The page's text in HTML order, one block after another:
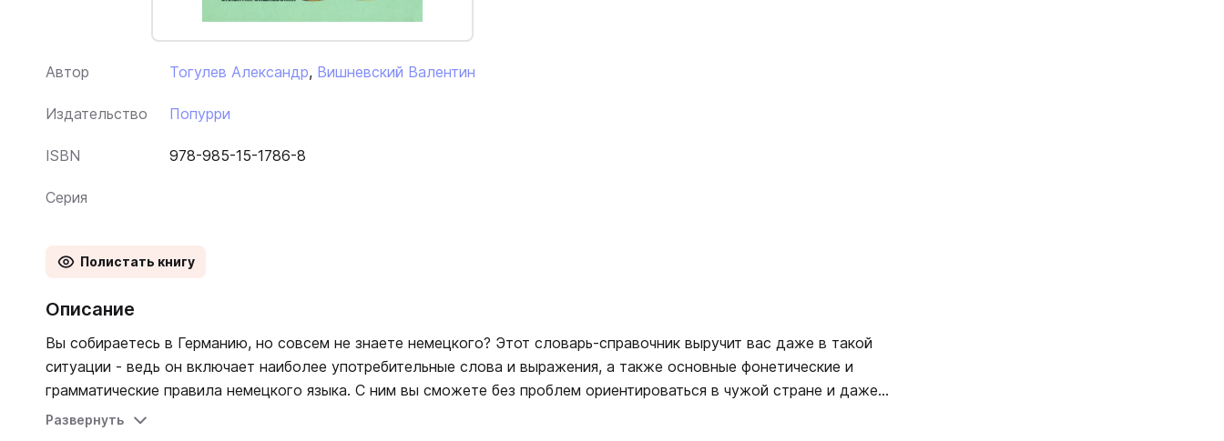
Автор Тогулев Александр, Вишневский Валентин
Издательство Попурри
ISBN 978-985-15-1786-8
Серия
Полистать книгу
Описание
Вы собираетесь в Германию, но совсем не знаете немецкого? Этот словарь-справочник выручит вас даже в такой
ситуации - ведь он включает наиболее употребительные слова и выражения, а также основные фонетические и
грамматические правила немецкого языка. С ним вы сможете без проблем ориентироваться в чужой стране и даже
заказать себе пиво! 3-е издание.
Развернуть